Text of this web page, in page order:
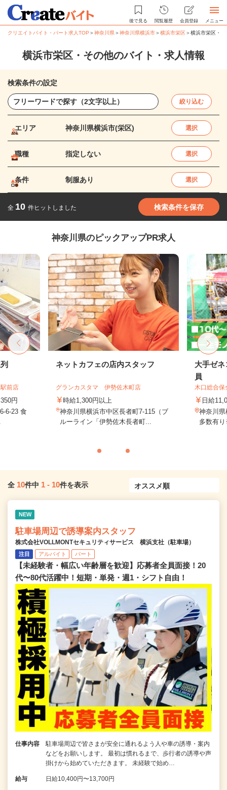
後で見る 閲覧履歴 会員登録 メニュー
クリエイトバイト・パート求人TOP ＞神奈川県＞神奈川県横浜市＞横浜市栄区＞横浜市栄区・
横浜市栄区・その他のバイト・求人情報
検索条件の設定
絞り込む
エリア 神奈川県横浜市(栄区) 選択
職種 指定しない 選択
条件 制服あり 選択
全 10 件ヒットしました 検索条件を保存
神奈川県のピックアップPR求人
前店
円
6-23 食
ネットカフェの店内スタッフ
グランカスタマ 伊勢佐木町店
時給1,300円以上
神奈川県横浜市中区長者町7-115（ブ
ルーライン「伊勢佐木長者町...
大手ゼ
員
木口総合保
日給
神奈川
多数有
全 10件中 1 - 10件を表示
NEW
駐車場周辺で誘導案内スタッフ
株式会社VOLLMONTセキュリティサービス 横浜支社（駐車場）
注目 アルバイト パート
【未経験者・幅広い年齢層を歓迎】応募者全員面接！20
代〜80代活躍中！短期・単発・週1・シフト自由！
仕事内容
駐車場周辺で皆さまが安全に通れるよう人や車の誘導・案内
などをお願いします。 最初は慣れるまで、歩行者の誘導や声
掛けから始めていただきます。 未経験で始め…
給与 日給10,400円〜13,700円